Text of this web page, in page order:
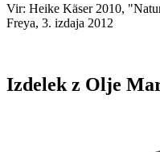
Vir: Heike Käser 2010,
Freya, 3. izdaja 2012
Izdelek z Olje